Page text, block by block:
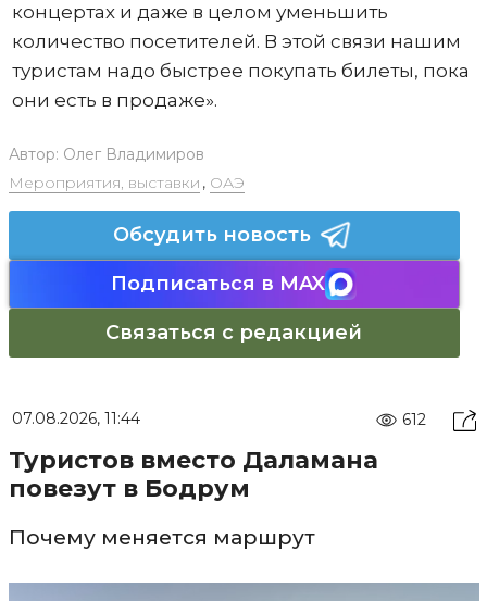
концертах и даже в целом уменьшить
количество посетителей. В этой связи нашим
туристам надо быстрее покупать билеты, пока
они есть в продаже».
Автор: Олег Владимиров
Мероприятия, выставки , ОАЭ
Обсудить новость
Подписаться в MAX
Связаться с редакцией
07.08.2026, 11:44 612
Туристов вместо Даламана
повезут в Бодрум
Почему меняется маршрут